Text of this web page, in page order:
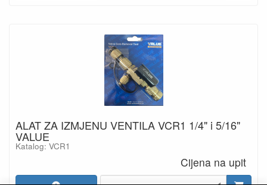
ALAT ZA IZMJENU VENTILA VCR1 1/4" i 5/16"
VALUE
Katalog: VCR1
Cijena na upit